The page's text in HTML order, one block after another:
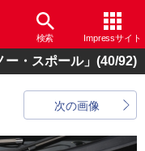
検索 Impressサイト
・スポール」 (40/92)
次の画像